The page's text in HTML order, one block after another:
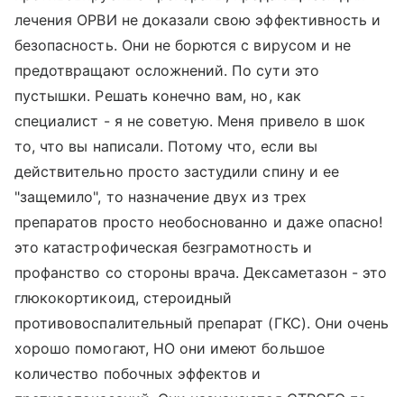
лечения ОРВИ не доказали свою эффективность и
безопасность. Они не борются с вирусом и не
предотвращают осложнений. По сути это
пустышки. Решать конечно вам, но, как
специалист - я не советую. Меня привело в шок
то, что вы написали. Потому что, если вы
действительно просто застудили спину и ее
"защемило", то назначение двух из трех
препаратов просто необоснованно и даже опасно!
это катастрофическая безграмотность и
профанство со стороны врача. Дексаметазон - это
глюкокортикоид, стероидный
противовоспалительный препарат (ГКС). Они очень
хорошо помогают, НО они имеют большое
количество побочных эффектов и